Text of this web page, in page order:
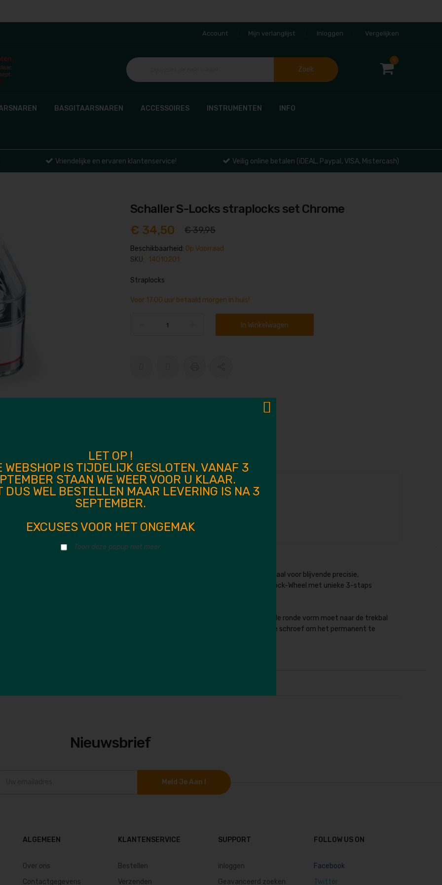
Account Mijn verlanglijst Inloggen Vergelijken
0
Zoek
BASGITAARSNAREN ACCESSOIRES INSTRUMENTEN INFO
Vriendelijke en ervaren klantenservice! Veilig online betalen (iDEAL, Paypal, VISA, Mistercash)
Schaller S-Locks straplocks set Chrome
€ 34,50
€ 39,95
Beschikbaarheid: Op Voorraad
SKU: 14010201
Straplocks
Voor 17.00 uur betaald morgen in huis!
In Winkelwagen
alle bestaande strap buttons, inclusief Gibson, voor een perfecte vervanging zonder aanpassingen aan bestaande gaten
tot 6 mm dikte, Nieuw ontworpen schuin vergrendelingsboutje van roestvrij staal voor blijvende precisie,
trekbal voor gemakkelijke vergrendeling en ontgrendeling. Lock-Wheel Nieuw Lock-Wheel met unieke 3-staps
schroefdraad eenvoudig met de hand vast, en je beschermt je gitaar voldoende (de ronde vorm moet naar de trekbal
het stevig vast te zetten voor maximale beveiliging. Gebruik onze micro kegelvormige schroef om het permanent te
Nieuwsbrief
Meld Je Aan !
ALGEMEEN
Over ons
Contactgegevens
KLANTENSERVICE
Bestellen
Verzenden
SUPPORT
inloggen
Geavanceerd zoeken
FOLLOW US ON
Facebook
Twitter
LET OP !
WEBSHOP IS TIJDELIJK GESLOTEN. VANAF 3
STAAN WE WEER VOOR U KLAAR.
DUS WEL BESTELLEN MAAR LEVERING IS NA 3
SEPTEMBER.
EXCUSES VOOR HET ONGEMAK
Toon deze popup niet meer